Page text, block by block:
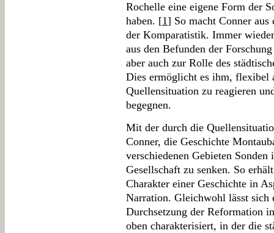
Rochelle eine eigene Form der
haben. [1] So macht Conner
der Komparatistik. Immer
aus den Befunden der
aber auch zur Rolle des
Dies ermöglicht es ihm, flexibel
Quellensituation zu reagieren
begegnen.
Mit der durch die
Conner, die Geschichte
verschiedenen Gebieten
Gesellschaft zu senken. So
Charakter einer Geschichte in
Narration. Gleichwohl lässt sich
Durchsetzung der Reformation
oben charakterisiert, in der die